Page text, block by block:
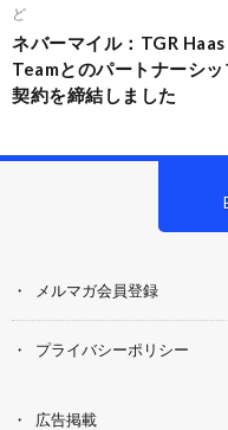
ど
ネバーマイル：TGR Haas
Teamとのパートナーシッ
契約を締結しました
メルマガ会員登録
プライバシーポリシー
広告掲載